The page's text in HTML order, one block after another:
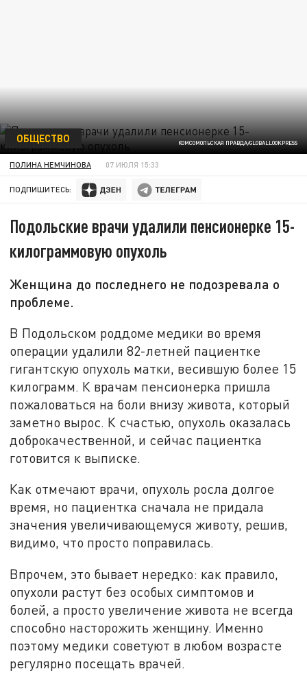
КОМСОМОЛЬСКАЯ ПРАВДА/GLOBALLOOKPRESS
ОБЩЕСТВО
ПОЛИНА НЕМЧИНОВА 07 ИЮЛЯ 15:33
ПОДПИШИТЕСЬ:
Подольские врачи удалили пенсионерке 15-
килограммовую опухоль
Женщина до последнего не подозревала о
проблеме.
В Подольском роддоме медики во время
операции удалили 82-летней пациентке
гигантскую опухоль матки, весившую более 15
килограмм. К врачам пенсионерка пришла
пожаловаться на боли внизу живота, который
заметно вырос. К счастью, опухоль оказалась
доброкачественной, и сейчас пациентка
готовится к выписке.
Как отмечают врачи, опухоль росла долгое
время, но пациентка сначала не придала
значения увеличивающемуся животу, решив,
видимо, что просто поправилась.
Впрочем, это бывает нередко: как правило,
опухоли растут без особых симптомов и
болей, а просто увеличение живота не всегда
способно насторожить женщину. Именно
поэтому медики советуют в любом возрасте
регулярно посещать врачей.